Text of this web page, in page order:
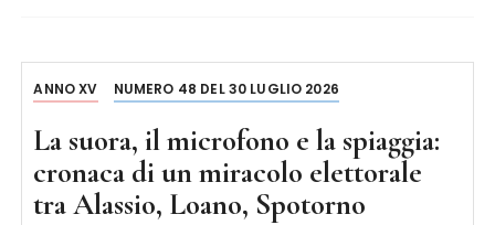
ANNO XV NUMERO 48 DEL 30 LUGLIO 2026
La suora, il microfono e la spiaggia:
cronaca di un miracolo elettorale
tra Alassio, Loano, Spotorno